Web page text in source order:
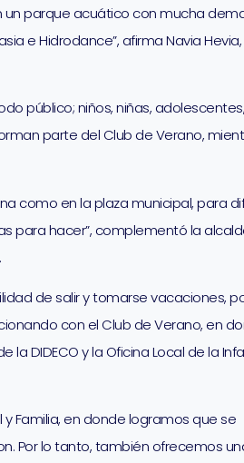
parque acuático con mucha
e Hidrodance”, afirma Navia Hevia,
público; niños, niñas, adolescentes,
parte del Club de Verano,
como en la plaza municipal, para
para hacer”, complementó la
de salir y tomarse vacaciones,
con el Club de Verano, en
DIDECO y la Oficina Local de la
Familia, en donde logramos que se
Por lo tanto, también ofrecemos